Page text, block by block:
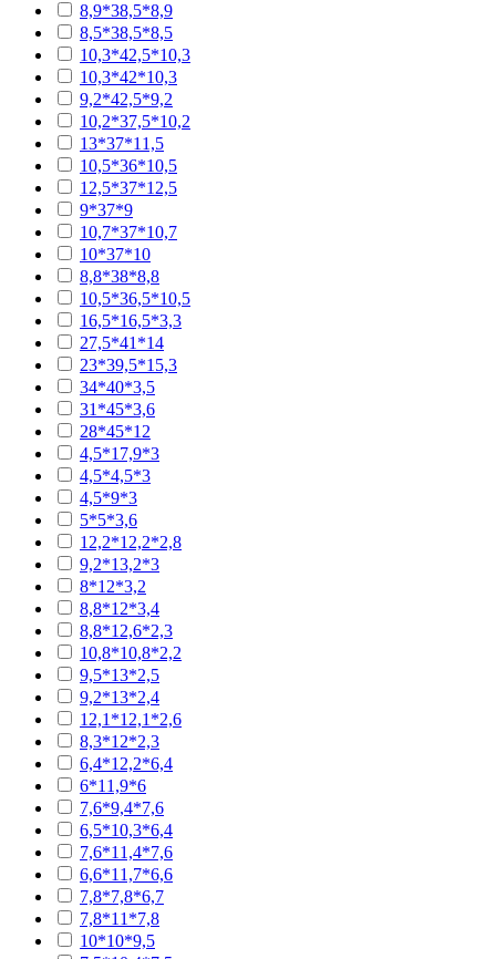
8,9*38,5*8,9
8,5*38,5*8,5
10,3*42,5*10,3
10,3*42*10,3
9,2*42,5*9,2
10,2*37,5*10,2
13*37*11,5
10,5*36*10,5
12,5*37*12,5
9*37*9
10,7*37*10,7
10*37*10
8,8*38*8,8
10,5*36,5*10,5
16,5*16,5*3,3
27,5*41*14
23*39,5*15,3
34*40*3,5
31*45*3,6
28*45*12
4,5*17,9*3
4,5*4,5*3
4,5*9*3
5*5*3,6
12,2*12,2*2,8
9,2*13,2*3
8*12*3,2
8,8*12*3,4
8,8*12,6*2,3
10,8*10,8*2,2
9,5*13*2,5
9,2*13*2,4
12,1*12,1*2,6
8,3*12*2,3
6,4*12,2*6,4
6*11,9*6
7,6*9,4*7,6
6,5*10,3*6,4
7,6*11,4*7,6
6,6*11,7*6,6
7,8*7,8*6,7
7,8*11*7,8
10*10*9,5